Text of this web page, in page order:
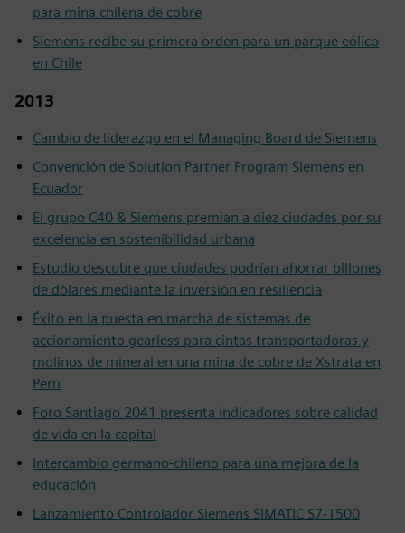
para mina chilena de cobre
Siemens recibe su primera orden para un parque eólico
en Chile
2013
Cambio de liderazgo en el Managing Board de Siemens
Convención de Solution Partner Program Siemens en
Ecuador
El grupo C40 & Siemens premian a diez ciudades por su
excelencia en sostenibilidad urbana
Estudio descubre que ciudades podrían ahorrar billones
de dólares mediante la inversión en resiliencia
Éxito en la puesta en marcha de sistemas de
accionamiento gearless para cintas transportadoras y
molinos de mineral en una mina de cobre de Xstrata en
Perú
Foro Santiago 2041 presenta indicadores sobre calidad
de vida en la capital
Intercambio germano-chileno para una mejora de la
educación
Lanzamiento Controlador Siemens SIMATIC S7-1500